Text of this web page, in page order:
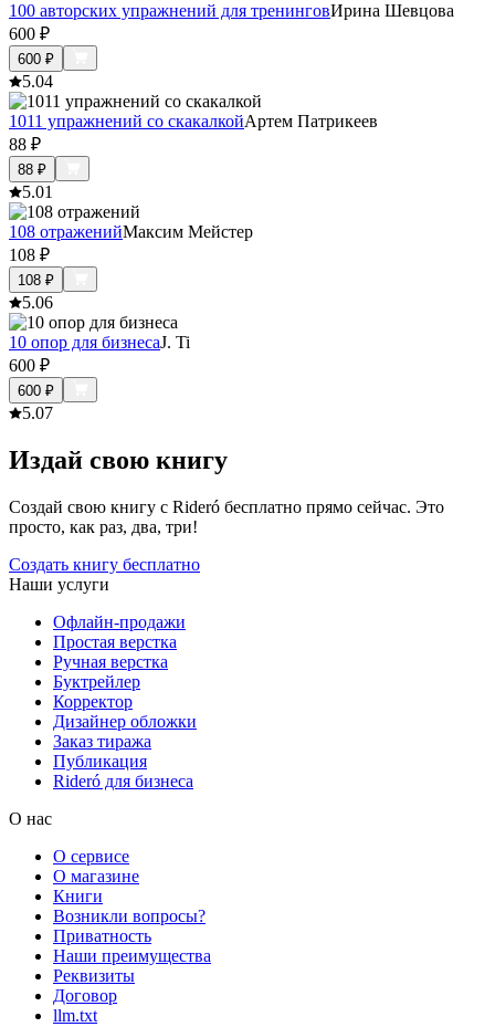
100 авторских упражнений для тренинговИрина Шевцова
600 ₽
600 ₽
5.04
1011 упражнений со скакалкойАртем Патрикеев
88 ₽
88 ₽
5.01
108 отраженийМаксим Мейстер
108 ₽
108 ₽
5.06
10 опор для бизнесаJ. Ti
600 ₽
600 ₽
5.07
Издай свою книгу
Создай свою книгу с Rideró бесплатно прямо сейчас. Это
просто, как раз, два, три!
Создать книгу бесплатно
Наши услуги
Офлайн-продажи
Простая верстка
Ручная верстка
Буктрейлер
Корректор
Дизайнер обложки
Заказ тиража
Публикация
Rideró для бизнеса
О нас
О сервисе
О магазине
Книги
Возникли вопросы?
Приватность
Наши преимущества
Реквизиты
Договор
llm.txt